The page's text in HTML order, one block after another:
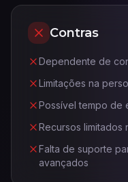
Contras
Dependente de
Limitações na
Possível tempo de
Recursos limitados
Falta de suporte
avançados